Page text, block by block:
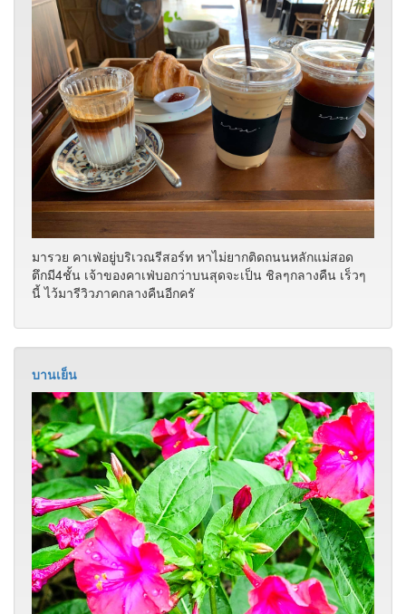
มารวย คาเฟ่อยู่บริเวณรีสอร์ท หาไม่ยากติดถนนหลักแม่สอด
ตึกมี4ชั้น เจ้าของคาเฟ่บอกว่าบนสุดจะเป็น ชิลๆกลางคืน เร็วๆ
นี้ ไว้มารีวิวภาคกลางคืนอีกครั